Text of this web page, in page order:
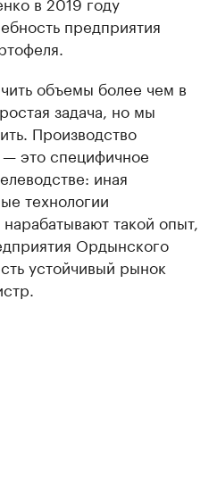
предприятия
объемы более чем в
задача, но мы
Производство
— это специфичное
иная
технологии
такой опыт,
Ордынского
устойчивый рынок